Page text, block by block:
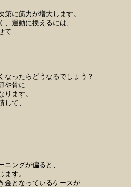
第に筋力が増大します。
、運動に換えるには、
て
なったらどうなるでしょう？
や骨に
ります。
して、
ニングが偏ると、
ます。
金となっているケースが